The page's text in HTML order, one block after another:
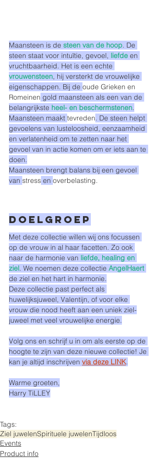
Maansteen is de steen van de hoop. De
steen staat voor intuïtie, gevoel, liefde en
vruchtbaarheid. Het is een echte
vrouwensteen, hij versterkt de vrouwelijke
eigenschappen. Bij de oude Grieken en
Romeinen gold maansteen als een van de
belangrijkste heel- en beschermstenen.
Maansteen maakt tevreden. De steen helpt
gevoelens van lusteloosheid, eenzaamheid
en verlatenheid om te zetten naar het
gevoel van in actie komen om er iets aan te
doen.
Maansteen brengt balans bij een gevoel
van stress en overbelasting.
Doelgroep
Met deze collectie willen wij ons focussen
op de vrouw in al haar facetten. Zo ook
naar de harmonie van liefde, healing en
ziel. We noemen deze collectie AngelHaert
de ziel en het hart in harmonie.
Deze collectie past perfect als
huwelijksjuweel, Valentijn, of voor elke
vrouw die nood heeft aan een uniek ziel-
juweel met veel vrouwelijke energie.
Volg ons en schrijf u in om als eerste op de
hoogte te zijn van deze nieuwe collectie! Je
kan je altijd inschrijven via deze LINK.
Warme groeten,
Harry TiLLEY
Tags:
Ziel juwelenSpirituele juwelenTijdloos
Events
Product info